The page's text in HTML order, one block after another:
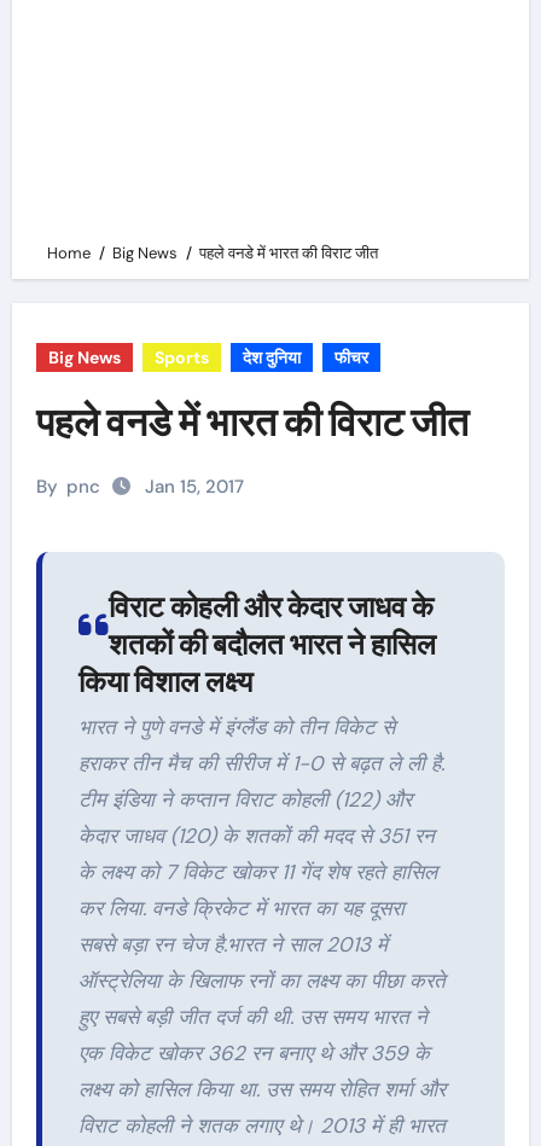
Home Big News पहले वनडे में भारत की विराट जीत
Big News Sports देश दुनिया फीचर
पहले वनडे में भारत की विराट जीत
By pnc Jan 15, 2017
विराट कोहली और केदार जाधव के
शतकों की बदौलत भारत ने हासिल
किया विशाल लक्ष्य
भारत ने पुणे वनडे में इंग्‍लैंड को तीन विकेट से
हराकर तीन मैच की सीरीज में 1-0 से बढ़त ले ली है.
टीम इंडिया ने कप्‍तान विराट कोहली (122) और
केदार जाधव (120) के शतकों की मदद से 351 रन
के लक्ष्‍य को 7 विकेट खोकर 11 गेंद शेष रहते हासिल
कर लिया. वनडे क्रिकेट में भारत का यह दूसरा
सबसे बड़ा रन चेज है.भारत ने साल 2013 में
ऑस्‍ट्रेलिया के खिलाफ रनों का लक्ष्‍य का पीछा करते
हुए सबसे बड़ी जीत दर्ज की थी. उस समय भारत ने
एक विकेट खोकर 362 रन बनाए थे और 359 के
लक्ष्‍य को हासिल किया था. उस समय रोहित शर्मा और
विराट कोहली ने शतक लगाए थे। 2013 में ही भारत